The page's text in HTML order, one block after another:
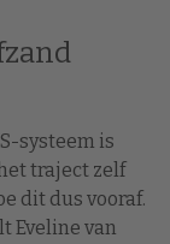
systeem is
traject zelf
dit dus vooraf.
Eveline van